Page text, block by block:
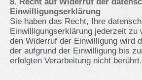
Einwilligungserklärung
Sie haben das Recht, Ihre
Einwilligungserklärung jederzeit zu
den Widerruf der Einwilligung wird
der aufgrund der Einwilligung bis
erfolgten Verarbeitung nicht berührt.